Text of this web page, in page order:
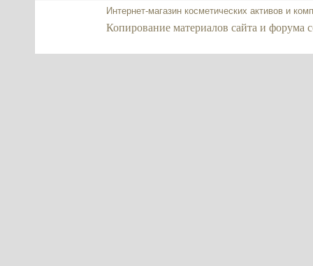
Интернет-магазин косметических активов и
Копирование материалов сайта и форума